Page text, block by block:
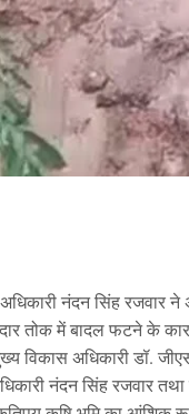
नंदन सिंह रजवार
तोक में बादल फटने के
विकास अधिकारी डॉ.
नंदन सिंह रजवार